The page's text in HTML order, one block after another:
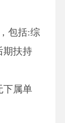
包括:综
期扶持
下属单